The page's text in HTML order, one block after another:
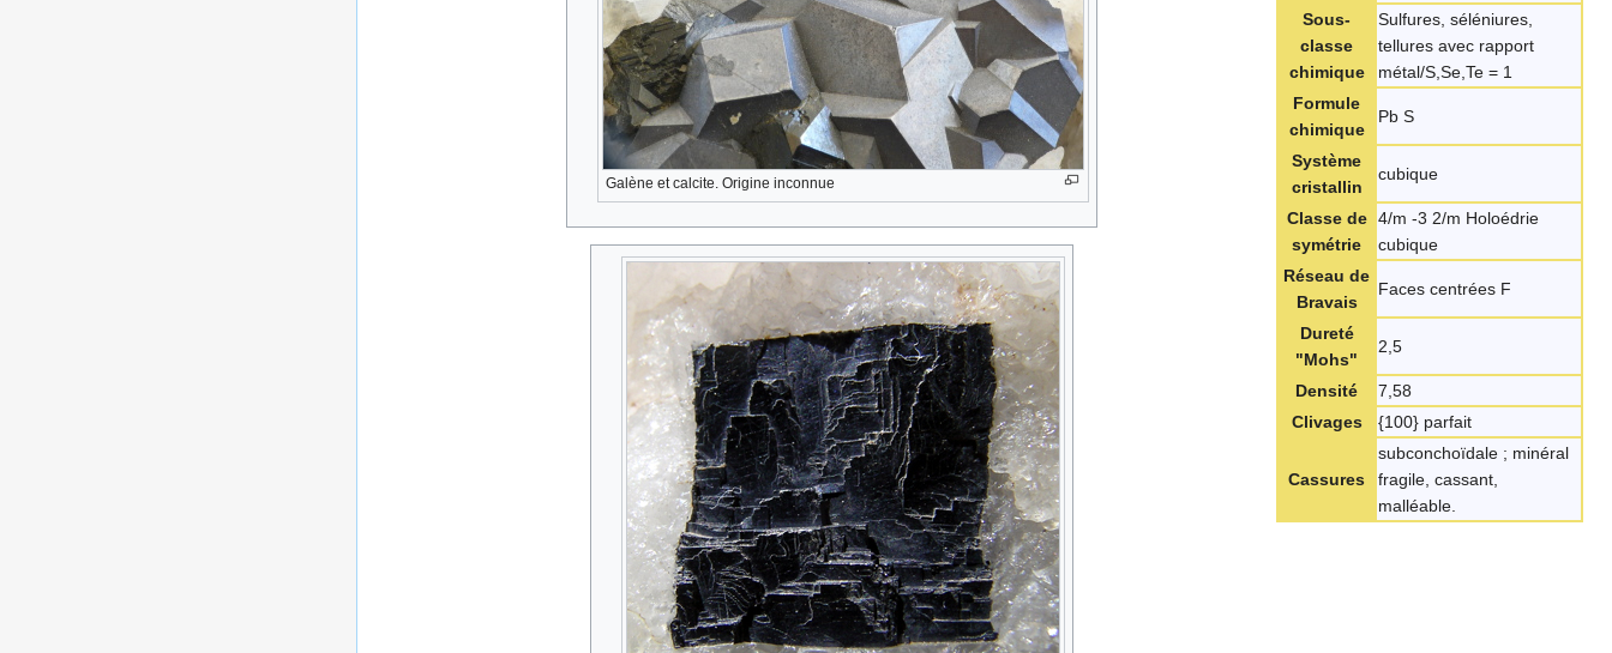
Sous-
classe
chimique
Sulfures, séléniures,
tellures avec rapport
métal/S,Se,Te = 1
Formule
chimique
Pb S
Système
cristallin
cubique
Classe de
symétrie
4/m -3 2/m Holoédrie
cubique
Réseau de
Bravais
Faces centrées F
Dureté
"Mohs"
2,5
Densité
7,58
Clivages
{100} parfait
Cassures
subconchoïdale ; minéral
fragile, cassant,
malléable.
Galène et calcite. Origine inconnue